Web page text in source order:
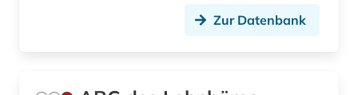
Zur Datenbank